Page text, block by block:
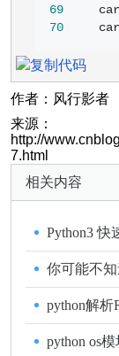
69
70
作者：风行影者
来源：
http://
7.html
相关内容
Python3 快
你可能不
python解析
python os